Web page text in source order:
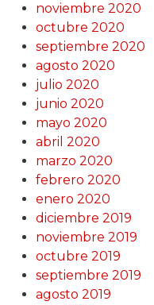
noviembre 2020
octubre 2020
septiembre 2020
agosto 2020
julio 2020
junio 2020
mayo 2020
abril 2020
marzo 2020
febrero 2020
enero 2020
diciembre 2019
noviembre 2019
octubre 2019
septiembre 2019
agosto 2019